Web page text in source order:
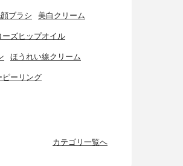
ブラシ 美白クリーム
ーズヒップオイル
ほうれい線クリーム
ピーリング
カテゴリ一覧へ